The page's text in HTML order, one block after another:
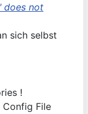
does not
sich selbst
!
Config File